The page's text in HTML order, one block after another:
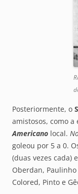
Posteriormente, o
amistosos, como a
Americano local.
goleou por 5 a 0.
(duas vezes cada)
Oberdan,
Colored, Pinto e